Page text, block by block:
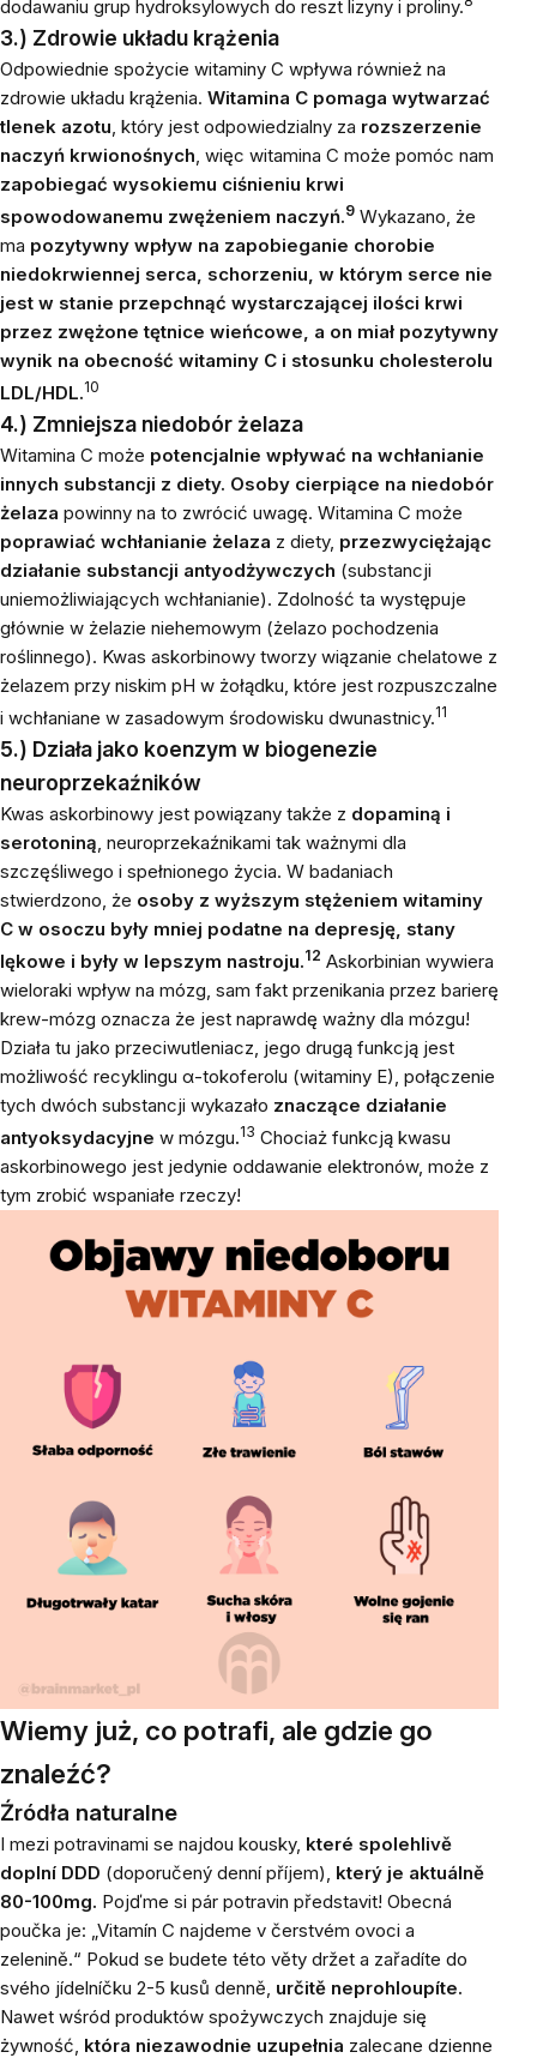
dodawaniu grup hydroksylowych do reszt lizyny i proliny.
3.) Zdrowie układu krążenia
Odpowiednie spożycie witaminy C wpływa również na
zdrowie układu krążenia. Witamina C pomaga wytwarzać
tlenek azotu, który jest odpowiedzialny za rozszerzenie
naczyń krwionośnych, więc witamina C może pomóc nam
zapobiegać wysokiemu ciśnieniu krwi
spowodowanemu zwężeniem naczyń.9 Wykazano, że
ma pozytywny wpływ na zapobieganie chorobie
niedokrwiennej serca, schorzeniu, w którym serce nie
jest w stanie przepchnąć wystarczającej ilości krwi
przez zwężone tętnice wieńcowe, a on miał pozytywny
wynik na obecność witaminy C i stosunku cholesterolu
LDL/HDL.10
4.) Zmniejsza niedobór żelaza
Witamina C może potencjalnie wpływać na wchłanianie
innych substancji z diety. Osoby cierpiące na niedobór
żelaza powinny na to zwrócić uwagę. Witamina C może
poprawiać wchłanianie żelaza z diety, przezwyciężając
działanie substancji antyodżywczych (substancji
uniemożliwiających wchłanianie). Zdolność ta występuje
głównie w żelazie niehemowym (żelazo pochodzenia
roślinnego). Kwas askorbinowy tworzy wiązanie chelatowe z
żelazem przy niskim pH w żołądku, które jest rozpuszczalne
i wchłaniane w zasadowym środowisku dwunastnicy.11
5.) Działa jako koenzym w biogenezie
neuroprzekaźników
Kwas askorbinowy jest powiązany także z dopaminą i
serotoniną, neuroprzekaźnikami tak ważnymi dla
szczęśliwego i spełnionego życia. W badaniach
stwierdzono, że osoby z wyższym stężeniem witaminy
C w osoczu były mniej podatne na depresję, stany
lękowe i były w lepszym nastroju.12 Askorbinian wywiera
wieloraki wpływ na mózg, sam fakt przenikania przez barierę
krew-mózg oznacza że jest naprawdę ważny dla mózgu!
Działa tu jako przeciwutleniacz, jego drugą funkcją jest
możliwość recyklingu α-tokoferolu (witaminy E), połączenie
tych dwóch substancji wykazało znaczące działanie
antyoksydacyjne w mózgu.13 Chociaż funkcją kwasu
askorbinowego jest jedynie oddawanie elektronów, może z
tym zrobić wspaniałe rzeczy!
Wiemy już, co potrafi, ale gdzie go
znaleźć?
Źródła naturalne
I mezi potravinami se najdou kousky, které spolehlivě
doplní DDD (doporučený denní příjem), který je aktuálně
80-100mg. Pojďme si pár potravin představit! Obecná
poučka je: „Vitamín C najdeme v čerstvém ovoci a
zelenině.“ Pokud se budete této věty držet a zařadíte do
svého jídelníčku 2-5 kusů denně, určitě neprohloupíte.
Nawet wśród produktów spożywczych znajduje się
żywność, która niezawodnie uzupełnia zalecane dzienne